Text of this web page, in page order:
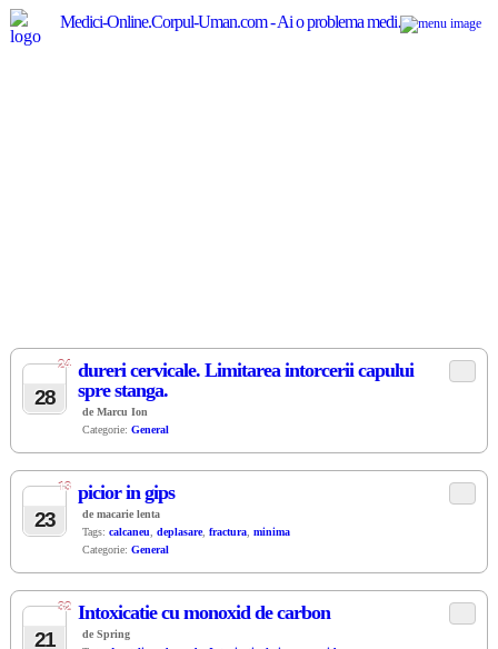
Medici-Online.Corpul-Uman.com - Ai o problema medicala? Aici gasesti, gratuit, raspunsul!
24
28
dureri cervicale. Limitarea intorcerii capului
spre stanga.
de Marcu Ion
Categorie: General
13
23
picior in gips
de macarie lenta
Tags: calcaneu deplasare, fractura minima
Categorie: General
32
21
Intoxicatie cu monoxid de carbon
de Spring